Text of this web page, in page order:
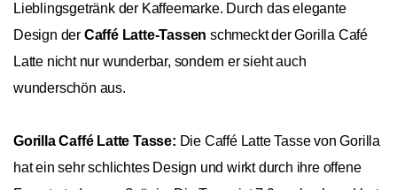
Lieblingsgetränk der Kaffeemarke. Durch das elegante
Design der Caffé Latte-Tassen schmeckt der Gorilla Café
Latte nicht nur wunderbar, sondern er sieht auch
wunderschön aus.
Gorilla Caffé Latte Tasse: Die Caffé Latte Tasse von Gorilla
hat ein sehr schlichtes Design und wirkt durch ihre offene